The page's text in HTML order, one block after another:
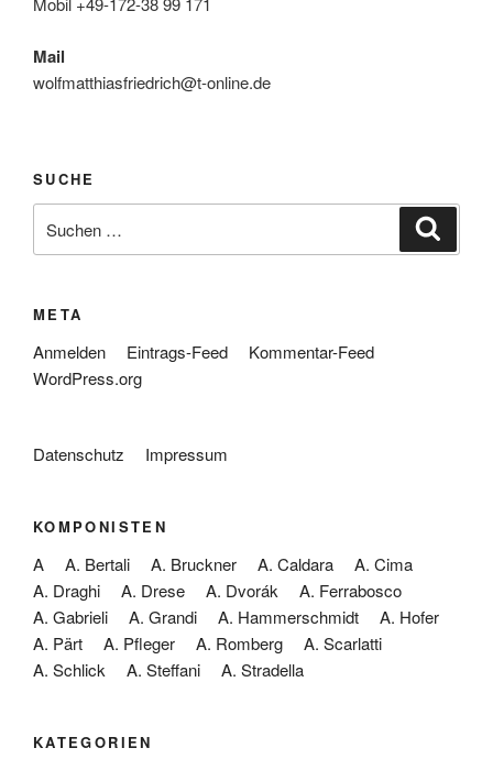
Mail
wolfmatthiasfriedrich@t-online.de
SUCHE
nach:
META
Anmelden Eintrags-Feed
Kommentar-Feed
WordPress.org
Datenschutz Impressum
KOMPONISTEN
A A. Bertali A. Bruckner A. Caldara
A. Cima
A. Draghi
A. Drese A. Dvorák
A. Ferrabosco
A. Gabrieli
A. Grandi A. Hammerschmidt
A. Hofer
A. Pärt
A. Pfleger A. Romberg
A. Scarlatti
A. Schlick
A. Steffani A. Stradella
KATEGORIEN